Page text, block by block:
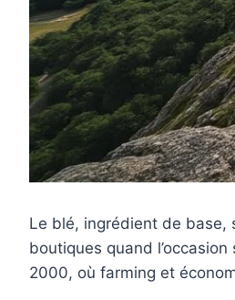
Le blé, ingrédient de base,
boutiques quand
2000, où farming et